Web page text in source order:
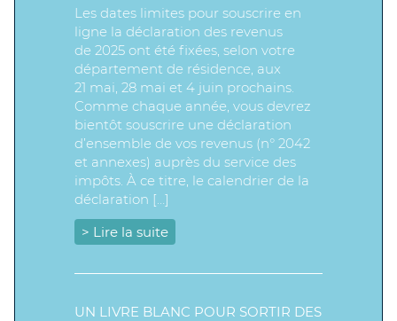
Les dates limites pour souscrire en
ligne la déclaration des revenus
de 2025 ont été fixées, selon votre
département de résidence, aux
21 mai, 28 mai et 4 juin prochains.
Comme chaque année, vous devrez
bientôt souscrire une déclaration
d’ensemble de vos revenus (n° 2042
et annexes) auprès du service des
impôts. À ce titre, le calendrier de la
déclaration […]
> Lire la suite
UN LIVRE BLANC POUR SORTIR DES